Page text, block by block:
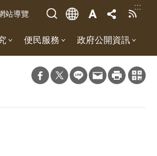
:::
站導覽
便民服務 政府公開資訊